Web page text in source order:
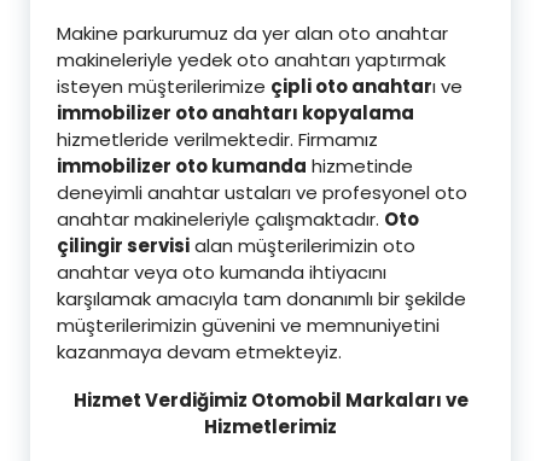
Makine parkurumuz da yer alan oto anahtar
makineleriyle yedek oto anahtarı yaptırmak
isteyen müşterilerimize çipli oto anahtarı ve
immobilizer oto anahtarı kopyalama
hizmetleride verilmektedir. Firmamız
immobilizer oto kumanda hizmetinde
deneyimli anahtar ustaları ve profesyonel oto
anahtar makineleriyle çalışmaktadır. Oto
çilingir servisialan müşterilerimizin oto
anahtar veya oto kumanda ihtiyacını
karşılamak amacıyla tam donanımlı bir şekilde
müşterilerimizin güvenini ve memnuniyetini
kazanmaya devam etmekteyiz.
Hizmet Verdiğimiz Otomobil Markaları ve
Hizmetlerimiz